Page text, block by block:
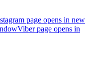
page opens in new
Viber page opens in